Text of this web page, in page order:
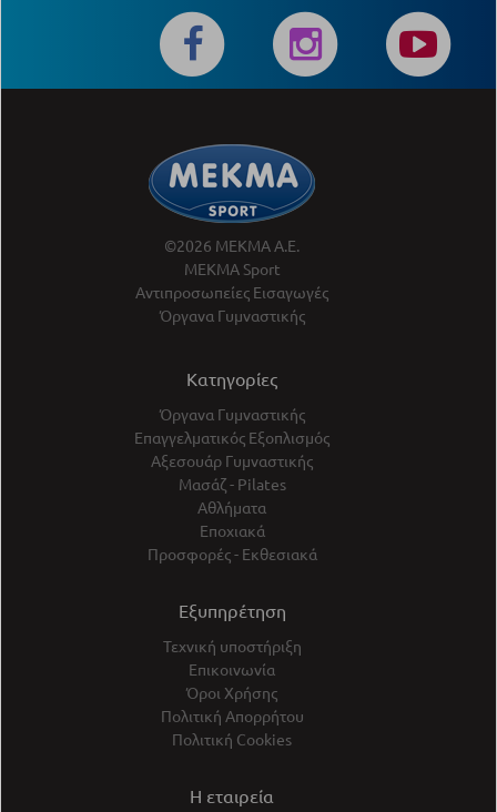
©2026 ΜΕΚΜΑ Α.Ε.
ΜΕΚΜΑ Sport
Αντιπροσωπείες Εισαγωγές
Όργανα Γυμναστικής
Κατηγορίες
Όργανα Γυμναστικής
Επαγγελματικός Εξοπλισμός
Αξεσουάρ Γυμναστικής
Μασάζ - Pilates
Αθλήματα
Εποχιακά
Προσφορές - Εκθεσιακά
Εξυπηρέτηση
Τεχνική υποστήριξη
Επικοινωνία
Όροι Χρήσης
Πολιτική Απορρήτου
Πολιτική Cookies
Η εταιρεία